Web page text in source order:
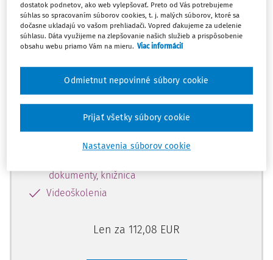
Tento dokument je len pre
predplatiteľov VIP.
Odomknite si prístup zakúpením
predplatného.
Vďaka tomu získate aj:
Kompletný odborný obsah portálu
dokumenty, knižnica
Videoškolenia
Len za 112,08 EUR
dostatok podnetov, ako web vylepšovať. Preto od Vás potrebujeme
súhlas so spracovaním súborov cookies, t. j. malých súborov, ktoré sa
dočasne ukladajú vo vašom prehliadači. Vopred ďakujeme za udelenie
súhlasu. Dáta využijeme na zlepšovanie našich služieb a prispôsobenie
obsahu webu priamo Vám na mieru. Viac informácií
Nastavenia súborov cookie
Odmietnut nepovinné súbory cookie
Prijať všetky súbory cookie